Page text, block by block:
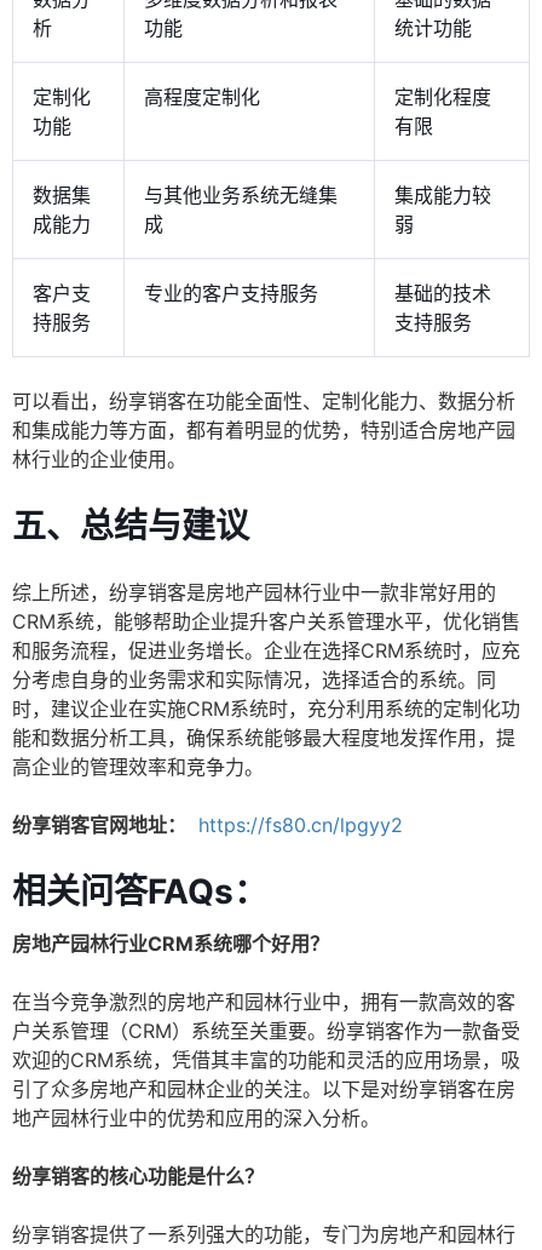
析
功能
统计功能
定制化
功能
高程度定制化
定制化程度
有限
数据集
成能力
与其他业务系统无缝集
成
集成能力较
弱
客户支
持服务
专业的客户支持服务
基础的技术
支持服务
可以看出，纷享销客在功能全面性、定制化能力、数据分析
和集成能力等方面，都有着明显的优势，特别适合房地产园
林行业的企业使用。
五、总结与建议
综上所述，纷享销客是房地产园林行业中一款非常好用的
CRM系统，能够帮助企业提升客户关系管理水平，优化销售
和服务流程，促进业务增长。企业在选择CRM系统时，应充
分考虑自身的业务需求和实际情况，选择适合的系统。同
时，建议企业在实施CRM系统时，充分利用系统的定制化功
能和数据分析工具，确保系统能够最大程度地发挥作用，提
高企业的管理效率和竞争力。
纷享销客官网地址： https://fs80.cn/lpgyy2
相关问答FAQs：
房地产园林行业CRM系统哪个好用？
在当今竞争激烈的房地产和园林行业中，拥有一款高效的客
户关系管理（CRM）系统至关重要。纷享销客作为一款备受
欢迎的CRM系统，凭借其丰富的功能和灵活的应用场景，吸
引了众多房地产和园林企业的关注。以下是对纷享销客在房
地产园林行业中的优势和应用的深入分析。
纷享销客的核心功能是什么？
纷享销客提供了一系列强大的功能，专门为房地产和园林行